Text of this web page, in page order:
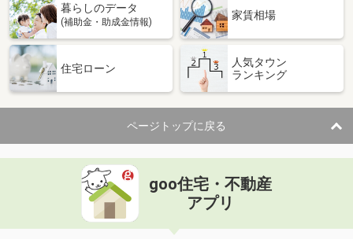
暮らしのデータ
(補助金・助成金情報)
家賃相場
住宅ローン
人気タウン
ランキング
ページトップに戻る
goo住宅・不動産
アプリ